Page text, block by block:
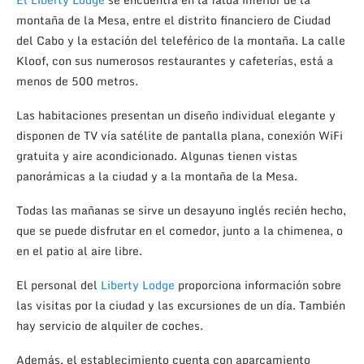
montaña de la Mesa, entre el distrito financiero de Ciudad
del Cabo y la estación del teleférico de la montaña. La calle
Kloof, con sus numerosos restaurantes y cafeterías, está a
menos de 500 metros.
Las habitaciones presentan un diseño individual elegante y
disponen de TV vía satélite de pantalla plana, conexión WiFi
gratuita y aire acondicionado. Algunas tienen vistas
panorámicas a la ciudad y a la montaña de la Mesa.
Todas las mañanas se sirve un desayuno inglés recién hecho,
que se puede disfrutar en el comedor, junto a la chimenea, o
en el patio al aire libre.
El personal del Liberty Lodge proporciona información sobre
las visitas por la ciudad y las excursiones de un día. También
hay servicio de alquiler de coches.
Además, el establecimiento cuenta con aparcamiento